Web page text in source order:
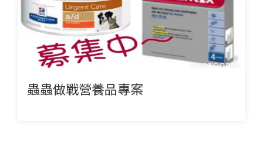
蟲蟲做戰營養品專案